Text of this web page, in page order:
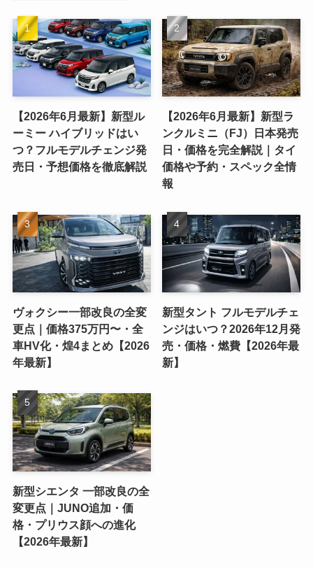
【2026年6月最新】新型ル
ーミー ハイブリッドはい
つ？フルモデルチェンジ発
売日・予想価格を徹底解説
【2026年6月最新】新型ラ
ンクルミニ（FJ）日本発売
日・価格を完全解説｜タイ
価格や予約・スペック全情
報
ヴォクシー一部改良の全変
更点｜価格375万円〜・全
車HV化・煌4まとめ【2026
年最新】
新型タント フルモデルチェ
ンジはいつ？2026年12月発
売・価格・燃費【2026年最
新】
新型シエンタ 一部改良の全
変更点｜JUNO追加・価
格・プリウス顔への進化
【2026年最新】